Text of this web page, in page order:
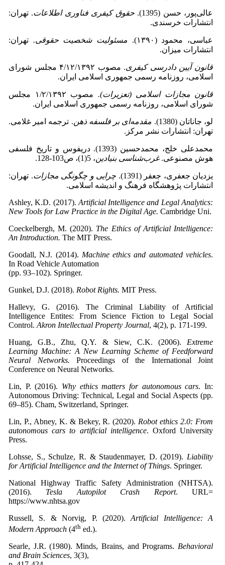
عالی‌پور، حسن (1395). حقوق کیفری فناوری اطلاعات. تهران:
انتشارات خرسندی.
عباسی، محمود (۱۳۹۰). مسئولیت شخصیت حقوقی. تهران:
انتشارات میزان.
قانون آیین دادرسی کیفری
. مصوب ۴/۱۲/۱۳۹۲ مجلس شورای
اسلامی، روزنامه رسمی جمهوری اسلامی ایران.
قانون مجازات اسلامی (تعزیرات).
مصوب ۱/۲/۱۳۹۲ مجلس
شورای اسلامی، روزنامه رسمی جمهوری اسلامی ایران.
لو، جاناتان (1380). مقدمه‌ای بر فلسفه ذهن. ترجمه امیر غلامی.
تهران: انتشارات نشر مرکز.
محمدعلی خلج، محمدحسین (1393). دریفوس و تاریخ فلسفی
هوش مصنوعی.غرب‌شناسی بنیادین، 5(1)، ص103-128.
یزدیان جعفری، جعفر (1391). چرایی و چگونگی مجازات. تهران:
انتشارات پژوهشگاه فرهنگ و اندیشه اسلامی.
Ashley, K.D. (2017). Artificial Intelligence and Legal Analytics:
New Tools for Law Practice in the Digital Age. Cambridge Uni.
Coeckelbergh, M. (2020). The Ethics of Artificial Intelligence:
An Introduction. The MIT Press.
Goodall, N.J. (2014). Machine ethics and automated vehicles.
In Road Vehicle Automation
(pp. 93–102). Springer.
Gunkel, D.J. (2018). Robot Rights. MIT Press.
Hallevy, G. (2016). The Criminal Liability of Artificial
Intelligence Entites: From Science Fiction to Legal Social
Control. Akron Intellectual Property Journal, 4(2), p. 171-199.
Huang, G.B., Zhu, Q.Y. & Siew, C.K. (2006). Extreme
Learning Machine: A New Learning Scheme of Feedforward
Neural Networks. Proceedings of the International Joint
Conference on Neural Networks.
Lin, P. (2016). Why ethics matters for autonomous cars. In:
Autonomous Driving: Technical, Legal and Social Aspects (pp.
69–85). Cham, Switzerland, Springer.
Lin, P., Abney, K. & Bekey, R. (2020). Robot ethics 2.0: From
autonomous cars to artificial intelligence. Oxford University
Press.
Lohsse, S., Schulze, R. & Staudenmayer, D. (2019). Liability
for Artificial Intelligence and the Internet of Things. Springer.
National Highway Traffic Safety Administration (NHTSA).
(2016). Tesla Autopilot Crash Report. URL=
https://www.nhtsa.gov
Russell, S. & Norvig, P. (2020).Artificial Intelligence: A
Modern Approach (4th ed.).
Searle, J.R. (1980). Minds, Brains, and Programs. Behavioral
and Brain Sciences, 3(3),